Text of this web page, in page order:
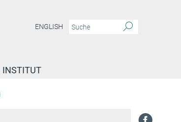
ENGLISH
INSTITUT